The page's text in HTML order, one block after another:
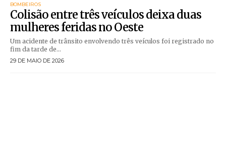
BOMBEIROS
Colisão entre três veículos deixa duas
mulheres feridas no Oeste
Um acidente de trânsito envolvendo três veículos foi registrado no
fim da tarde de...
29 DE MAIO DE 2026